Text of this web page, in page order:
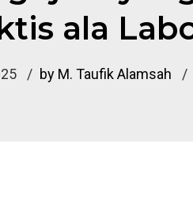
ala
by M. Taufik Alamsah